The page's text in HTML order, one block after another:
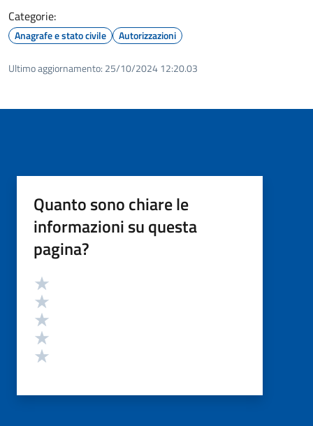
Categorie:
Anagrafe e stato civile Autorizzazioni
Ultimo aggiornamento: 25/10/2024 12:20.03
Quanto sono chiare le
informazioni su questa
pagina?
Valutazione